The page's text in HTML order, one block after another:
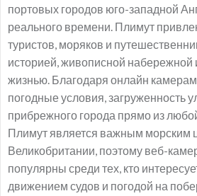
портовых городов юго-западной
реального времени. Плимут
туристов, моряков и
историей, живописной набережной
жизнью. Благодаря онлайн
погодные условия, загруженность
прибрежного города прямо из
Плимут является важным морским
Великобритании, поэтому веб-
популярны среди тех, кто
движением судов и погодой на